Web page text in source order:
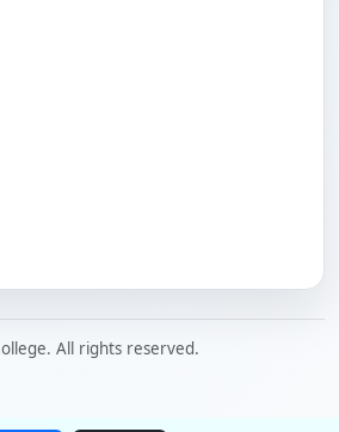
All rights reserved.